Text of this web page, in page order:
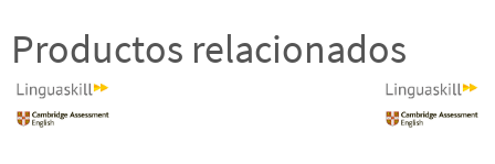
cantidad
Productos relacionados